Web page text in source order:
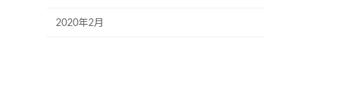
2020年2月